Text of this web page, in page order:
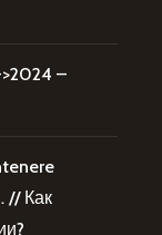
–
// Как